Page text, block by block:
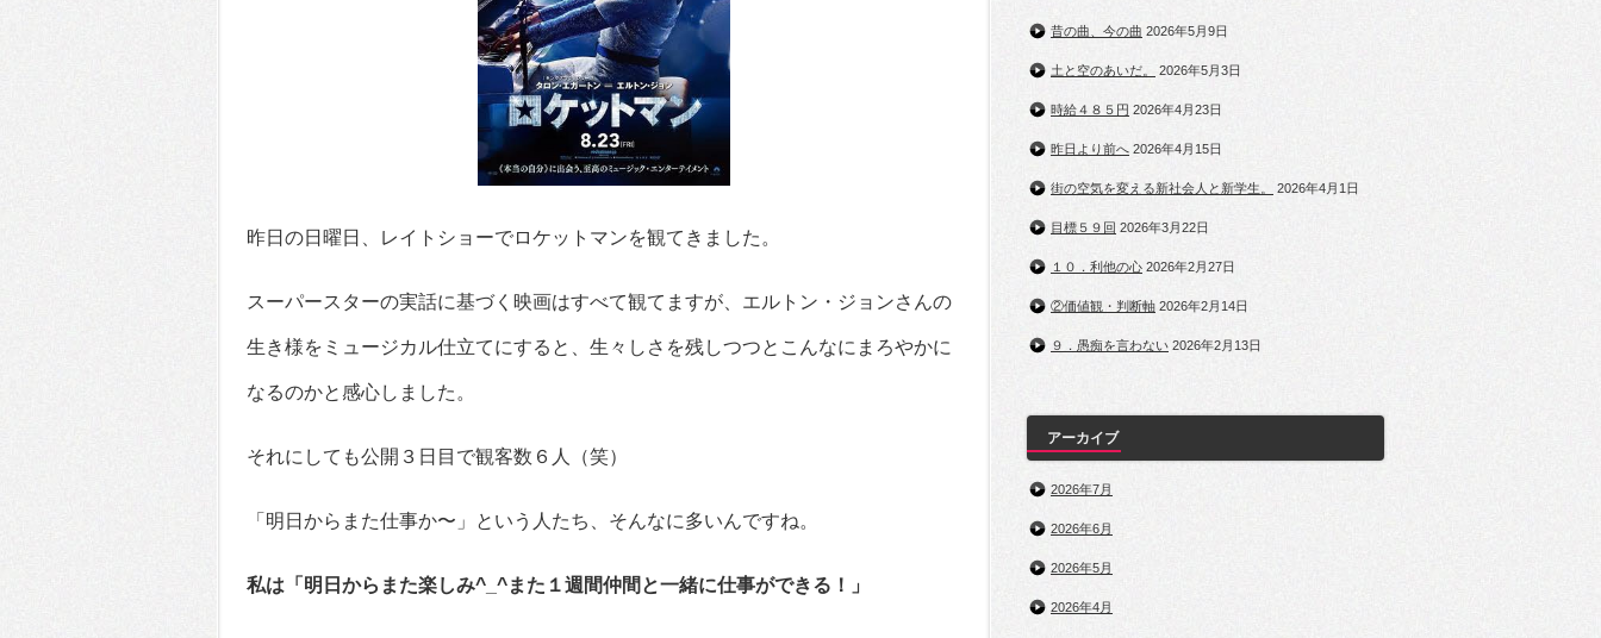
昨日の日曜日、レイトショーでロケットマンを観てきました。
スーパースターの実話に基づく映画はすべて観てますが、エルトン・ジョンさんの
生き様をミュージカル仕立てにすると、生々しさを残しつつとこんなにまろやかに
なるのかと感心しました。
それにしても公開３日目で観客数６人（笑）
「明日からまた仕事か〜」という人たち、そんなに多いんですね。
私は「明日からまた楽しみ^_^また１週間仲間と一緒に仕事ができる！」
昔の曲、今の曲 2026年5月9日
土と空のあいだ。 2026年5月3日
時給４８５円 2026年4月23日
昨日より前へ 2026年4月15日
街の空気を変える新社会人と新学生。 2026年4月1日
目標５９回 2026年3月22日
１０．利他の心 2026年2月27日
②価値観・判断軸 2026年2月14日
９．愚痴を言わない 2026年2月13日
アーカイブ
2026年7月
2026年6月
2026年5月
2026年4月